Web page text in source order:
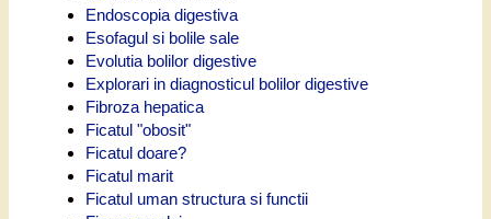
Endoscopia digestiva
Esofagul si bolile sale
Evolutia bolilor digestive
Explorari in diagnosticul bolilor digestive
Fibroza hepatica
Ficatul "obosit"
Ficatul doare?
Ficatul marit
Ficatul uman structura si functii